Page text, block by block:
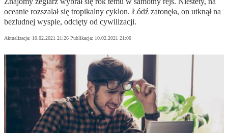
oceanie rozszalał się tropikalny cyklon. Łódź zatonęła, on utknął na
bezludnej wyspie, odcięty od cywilizacji.
Aktualizacja: 10.02.2021 21:26 Publikacja: 10.02.2021 21:00